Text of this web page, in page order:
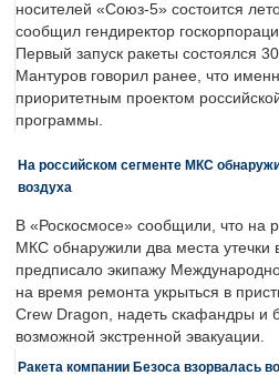
носителей «Союз-5» состоится
сообщил гендиректор
Первый запуск ракеты состоялся
Мантуров говорил ранее, что
приоритетным проектом
программы.
На российском сегменте МКС
воздуха
В «Роскосмосе» сообщили, что на
МКС обнаружили два места утечки
предписало экипажу
на время ремонта укрыться в
Crew Dragon, надеть скафандры и
возможной экстренной эвакуации.
Ракета компании Безоса взорвалась